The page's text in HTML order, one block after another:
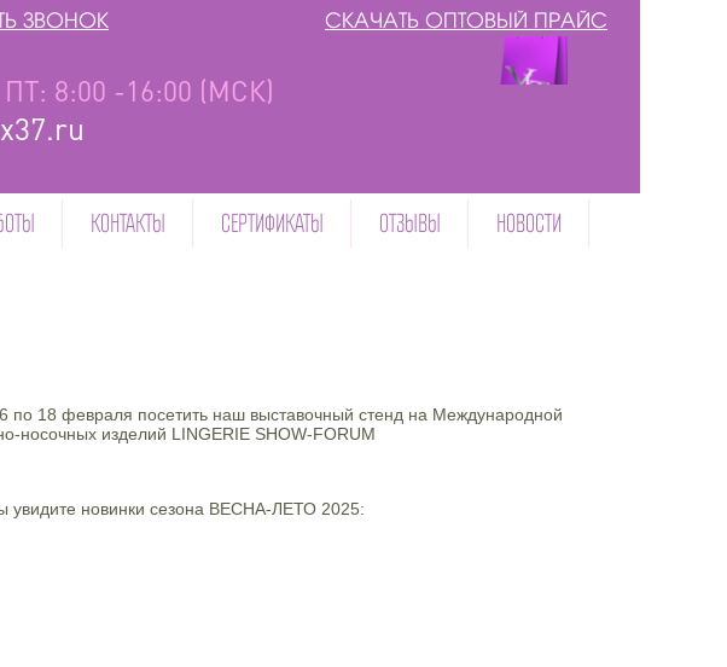
8:00 -16:00 (МСК)
СКАЧАТЬ ОПТОВЫЙ ПРАЙС
ЗВОНОК
КОНТАКТЫ СЕРТИФИКАТЫ ОТЗЫВЫ НОВОСТИ
18 февраля посетить наш выставочный стенд на Международной
носочных изделий LINGERIE SHOW-FORUM
увидите новинки сезона ВЕСНА-ЛЕТО 2025: